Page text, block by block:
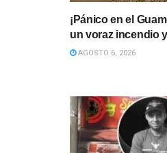
¡Pánico en el
un voraz incendio
AGOSTO 6, 2026